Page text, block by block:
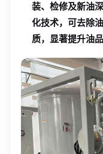
装、检修及新油
化技术，可去除
质，显著提升油